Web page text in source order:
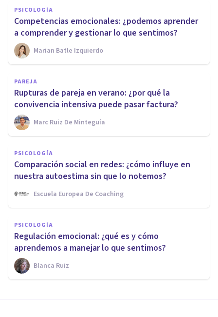
PSICOLOGÍA
Competencias emocionales: ¿podemos aprender
a comprender y gestionar lo que sentimos?
Marian Batle Izquierdo
PAREJA
Rupturas de pareja en verano: ¿por qué la
convivencia intensiva puede pasar factura?
Marc Ruiz De Minteguía
PSICOLOGÍA
Comparación social en redes: ¿cómo influye en
nuestra autoestima sin que lo notemos?
Escuela Europea De Coaching
PSICOLOGÍA
Regulación emocional: ¿qué es y cómo
aprendemos a manejar lo que sentimos?
Blanca Ruiz